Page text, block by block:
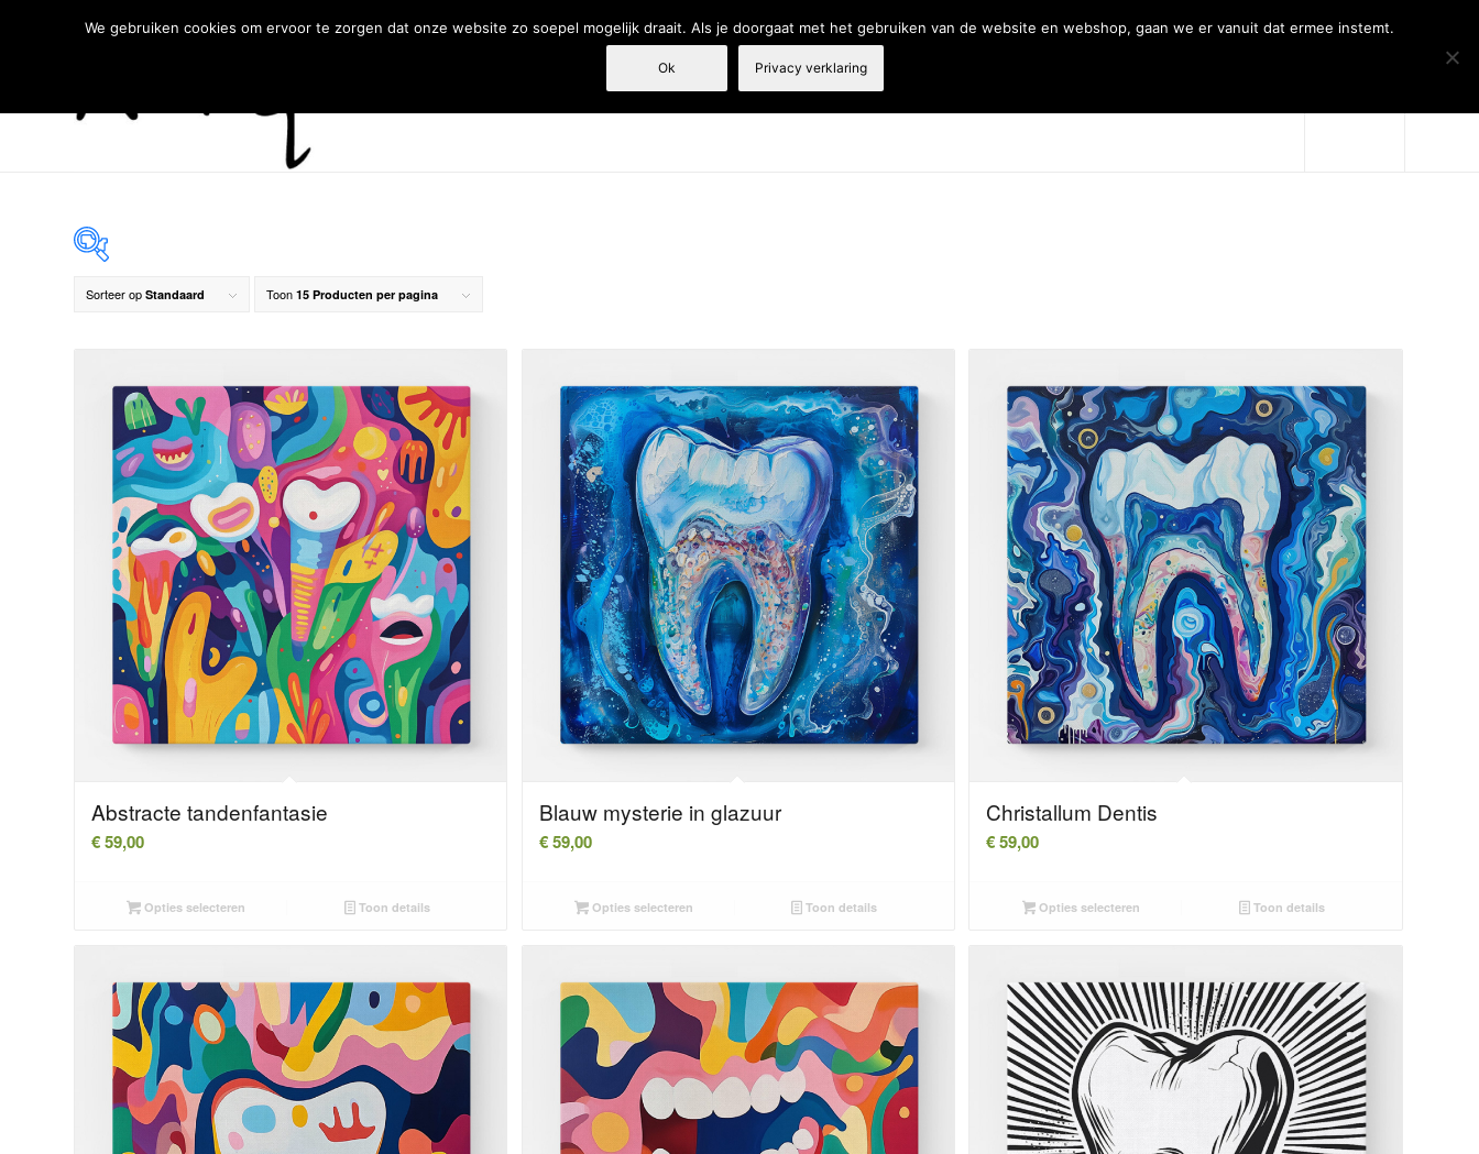
Fysiotherapie Webshop Producten en diensten
€ 59
Sorteer op Standaard Toon 15 Producten per pagina
Abstracte tandenfantasie
€59,00
Opties selecteren Toon details
Blauw mysterie in glazuur
€59,00
Opties selecteren Toon details
Christallum Dentis
€59,00
Opties selecteren Toon details
We gebruiken cookies om ervoor te zorgen dat onze website zo soepel mogelijk draait. Als je doorgaat met het gebruiken van de website en webshop, gaan we er vanuit dat ermee instemt.
Ok Privacy verklaring